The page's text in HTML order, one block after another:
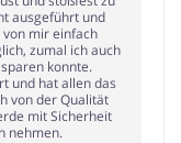
ausgeführt und
mir einfach
zumal ich auch
konnte.
und hat allen das
von der Qualität
mit Sicherheit
nehmen.